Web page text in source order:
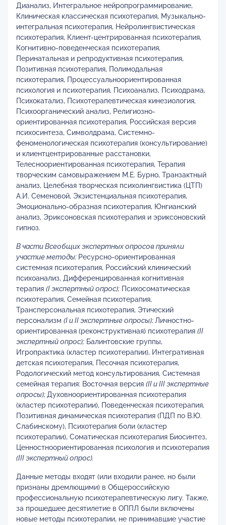
Дианализ, Интегральное нейропрограммирование,
Клиническая классическая психотерапия, Музыкально-
интегральная психотерапия, Нейролингвистическая
психотерапия, Клиент-центрированная психотерапия,
Когнитивно-поведенческая психотерапия,
Перинатальная и репродуктивная психотерапия,
Позитивная психотерапия, Полимодальная
психотерапия, Процессуальноориентированная
психология и психотерапия, Психоанализ, Психодрама,
Психокатализ, Психотерапевтическая кинезиология,
Психоорганический анализ, Религиозно-
ориентированная психотерапия, Российская версия
психосинтеза, Символдрама, Системно-
феноменологическая психотерапия (консультирование)
и клиентцентрированные расстановки,
Телесноориентированная психотерапия, Терапия
творческим самовыражением М.Е. Бурно, Транзактный
анализ, Целебная творческая психолингвистика (ЦТП)
А.И. Семеновой, Экзистенциальная психотерапия,
Эмоционально-образная психотерапия, Юнгианский
анализ, Эриксоновская психотерапия и эриксоновский
гипноз.
В части Всеобщих экспертных опросов приняли
участие методы: Ресурсно-ориентированная
системная психотерапия, Российский клинический
психоанализ, Дифференцированная когнитивная
терапия (Iэкспертный опрос); Психосоматическая
психотерапия, Семейная психотерапия,
Трансперсональная психотерапия, Этический
персонализм (IиIIэкспертные опросы); Личностно-
ориентированная (реконструктивная) психотерапия (II
экспертный опрос); Балинтовские группы,
Игропрактика (кластер психотерапии), Интегративная
детская психотерапия, Песочная психотерапия,
Родологический метод консультирования, Системная
семейная терапия: Восточная версия (IIиIIIэкспертные
опросы); Духовноориентированная психотерапия
(кластер психотерапии), Поведенческая психотерапия,
Позитивная динамическая психотерапия (ПДП по В.Ю.
Слабинскому), Психотерапия боли (кластер
психотерапии), Соматическая психотерапия Биосинтез,
Ценностноориентированная психология и психотерапия
(IIIэкспертный опрос).
Данные методы входят (или входили ранее, но были
признаны дремлющими) в Общероссийскую
профессиональную психотерапевтическую лигу. Также,
за прошедшее десятилетие в ОППЛ были включены
новые методы психотерапии, не принимавшие участие